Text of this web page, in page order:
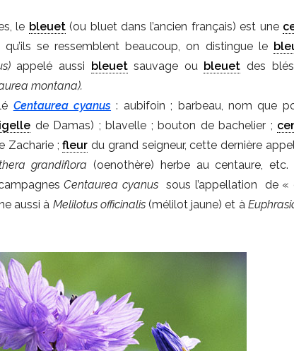
le bleuet(ou bluet dans l’ancien français) est une
qu’ils se ressemblent beaucoup, on distingue le
appelé aussi bleuetsauvage ou bleuet des
montana).
Centaurea cyanus : aubifoin ; barbeau, nom que
de Damas) ; blavelle ; bouton de bachelier ;
Zacharie ;fleur du grand seigneur, cette dernière
grandiflora (oenothère) herbe au centaure,
Centaurea cyanussous l’appellation de «
aussi à Melilotus officinalis(mélilot jaune) et à